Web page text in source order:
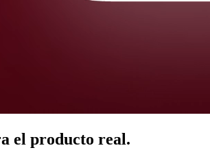
el producto real.